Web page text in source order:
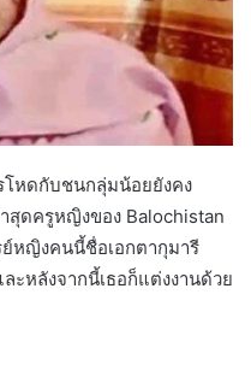
โหดกับชนกลุ่มน้อยยังคง
สุดครูหญิงของ Balochistan
ย์หญิงคนนี้ชื่อเอกตากุมารี
ะหลังจากนี้เธอก็แต่งงานด้วย